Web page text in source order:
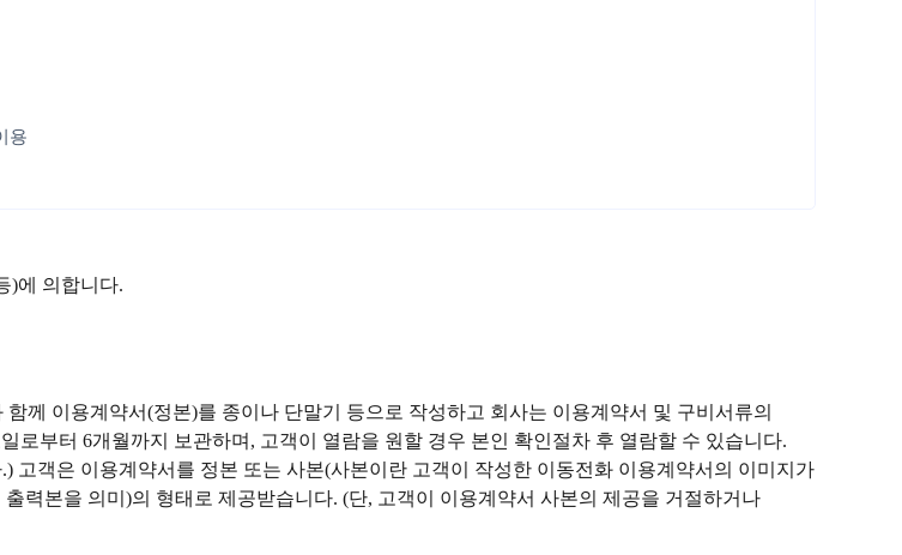
용
)에 의합니다.
께 이용계약서(정본)를 종이나 단말기 등으로 작성하고 회사는 이용계약서 및 구비서류의
로부터 6개월까지 보관하며, 고객이 열람을 원할 경우 본인 확인절차 후 열람할 수 있습니다.
고객은 이용계약서를 정본 또는 사본(사본이란 고객이 작성한 이동전화 이용계약서의 이미지가
력본을 의미)의 형태로 제공받습니다. (단, 고객이 이용계약서 사본의 제공을 거절하거나